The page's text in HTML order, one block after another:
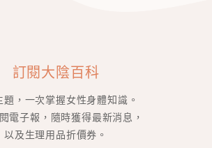
訂閱大陰百科
題，一次掌握女性身體知識。
電子報，隨時獲得最新消息，
以及生理用品折價券。